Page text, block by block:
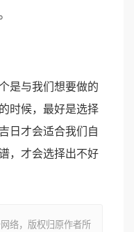
与我们想要做的
时候，最好是选择
日才会适合我们自
，才会选择出不好
络，版权归原作者所